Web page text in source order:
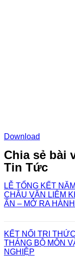
Download
Chia sẻ bài
Tin Tức
LỄ TỔNG KẾT
CHÂU VĂN LIÊM
ẤN – MỞ RA
KẾT NỐI TRI
THÁNG BỘ MÔN
NGHIỆP